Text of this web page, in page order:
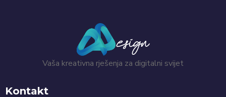
Vaša kreativna rješenja za digitalni svijet
Kontakt